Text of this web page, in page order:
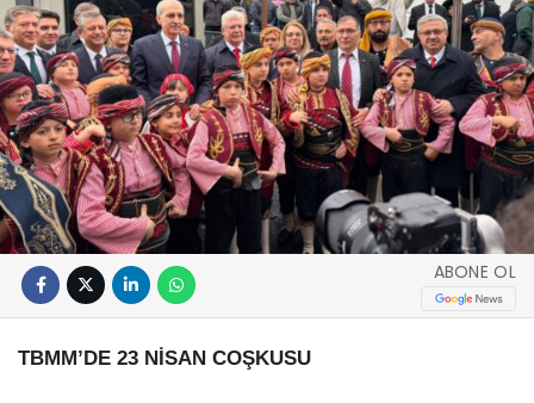
ABONE OL
TBMM’DE 23 NİSAN COŞKUSU